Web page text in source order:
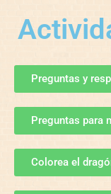
Preguntas y
Preguntas para
Colorea el